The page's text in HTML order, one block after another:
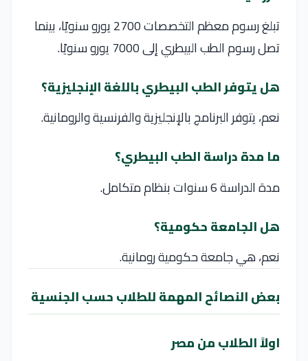
تبلغ رسوم معظم التخصصات 2700 يورو سنويًا، بينما
تصل رسوم الطب البيطري إلى 7000 يورو سنويًا.
هل يتوفر الطب البيطري باللغة الإنجليزية؟
نعم، يتوفر البرنامج بالإنجليزية والفرنسية والرومانية.
ما مدة دراسة الطب البيطري؟
مدة الدراسة 6 سنوات بنظام متكامل.
هل الجامعة حكومية؟
نعم، هي جامعة حكومية رومانية.
بعض النصائح المهمة للطلاب حسب الجنسية
اولاً الطلاب من مصر